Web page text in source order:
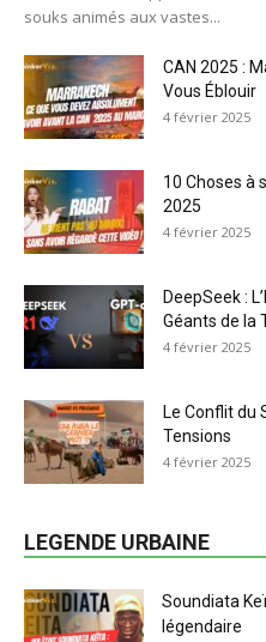
souks animés aux vastes...
CAN 2025 :
Vous Éblouir
4 février 2025
10 Choses à
2025
4 février 2025
DeepSeek :
Géants de la
4 février 2025
Le Conflit du
Tensions
4 février 2025
LEGENDE URBAINE
Soundiata
légendaire